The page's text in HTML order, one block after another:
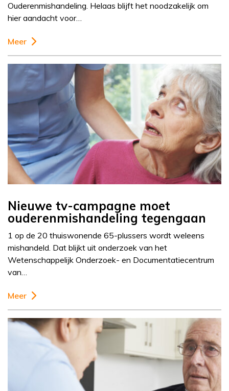
Ouderenmishandeling. Helaas blijft het noodzakelijk om
hier aandacht voor…
Meer
Nieuwe tv-campagne moet
ouderenmishandeling tegengaan
1 op de 20 thuiswonende 65-plussers wordt weleens
mishandeld. Dat blijkt uit onderzoek van het
Wetenschappelijk Onderzoek- en Documentatiecentrum
van…
Meer